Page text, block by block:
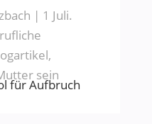
| 1 Juli.
,
sein